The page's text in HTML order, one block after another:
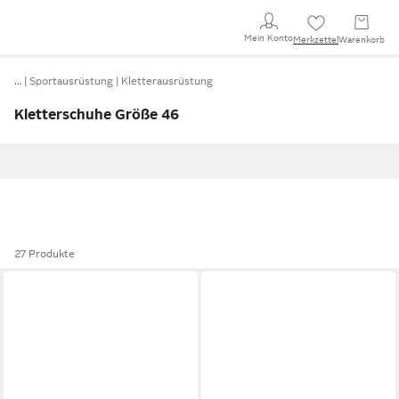
Mein KontoMerkzettel Warenkorb
… Sportausrüstung Kletterausrüstung
Kletterschuhe Größe 46
27 Produkte